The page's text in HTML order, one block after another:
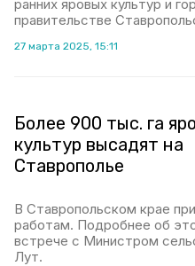
ранних яровых культур и
правительстве
27 марта 2025, 15:11
Более 900 тыс. га
культур высадят на
Ставрополье
В Ставропольском крае
работам. Подробнее об это
встрече с Министром
Лут.